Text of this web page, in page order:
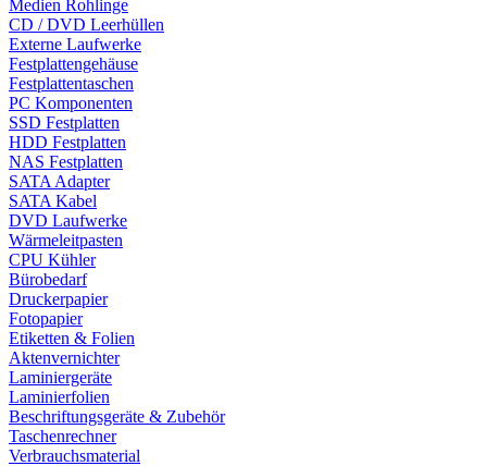
Medien Rohlinge
CD / DVD Leerhüllen
Externe Laufwerke
Festplattengehäuse
Festplattentaschen
PC Komponenten
SSD Festplatten
HDD Festplatten
NAS Festplatten
SATA Adapter
SATA Kabel
DVD Laufwerke
Wärmeleitpasten
CPU Kühler
Bürobedarf
Druckerpapier
Fotopapier
Etiketten & Folien
Aktenvernichter
Laminiergeräte
Laminierfolien
Beschriftungsgeräte & Zubehör
Taschenrechner
Verbrauchsmaterial